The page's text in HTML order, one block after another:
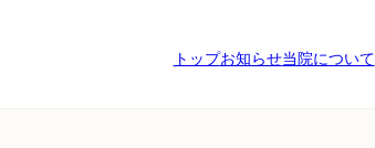
トップお知らせ当院について